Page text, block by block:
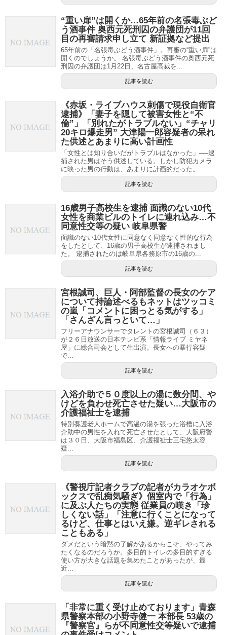
“重い扉”は開くか…65年前の名張毒ぶど
う酒事件 奥西元死刑囚の弁護団が11回
目の再審請求申し立て 新証拠など提出
65年前の「名張毒ぶどう酒事件」。再審の“重い扉”は
開くのでしょうか。 名張毒ぶどう酒事件の奥西元死
刑囚の弁護団は1月22日、名古屋高裁を...
記事を読む
《赤坂・ライブハウス刺傷で現役自衛官
逮捕》「妻子を隠して被害女性と“不
倫”」「別れたがトラブルない」“チャリ
20キロ爆走男” 大津陽一郎容疑者の呆れ
た供述とあまりに高い計画性
「女性とは知り合いだがトラブルはなかった」──逮
捕された男はそう供述している。しかし防犯カメラ
に映った男の行動は、あまりに計画的だった。
記事を読む
16歳男子高校生を逮捕 面識のない10代
女性を商業ビルのトイレに連れ込み…不
同意性交等の疑い 岐阜県警
面識のない10代女性に同意なく同意なく性的な行為
をしたとして、16歳の男子高校生が逮捕されまし
た。 逮捕されたのは岐阜県各務原市の16歳の...
記事を読む
宮根誠司、巨人・阿部監督の長女のケア
について持論述べるもネットはツッコミ
の嵐「コメントに困っとる気がする」
「さんざん言っといて…」
フリーアナウンサーでタレントの宮根誠司（６３）
が２６日放送の日本テレビ系「情報ライブ ミヤネ
屋」に総合司会として生出演。長女への暴行容疑
で...
記事を読む
入浴介助で５０度以上の湯に数分間、や
けどを負わせ死亡させた疑い…大阪市の
介護福祉士を逮捕
特別養護老人ホームで高温の湯を張った浴槽に入浴
介助中の男性を入れて死亡させたとして、大阪府警
は３０日、大阪市福島区、介護福祉士三宅悠太容
疑...
記事を読む
《警視庁記者クラブの記者がカラオケボ
ックスで乱痴気騒ぎ》個室内で「行為」
に及ぶ人たちの実態 従業員の嘆き「珍
しくない話」「注意に行くことになって
るけど、仕事とはいえ嫌。逆ギレされる
こともある」
ダメだという暗黙の了解があるからこそ、やってみ
たくなるのだろうか。多目的トイレの多目的すぎる
使い方が大きな話題を集めたことがあったが、最
近...
記事を読む
「非常に重く受け止めております」青森
県警察本部の小野寺健一 本部長 53歳の
『警察官』らが不同意性交等疑いで逮捕